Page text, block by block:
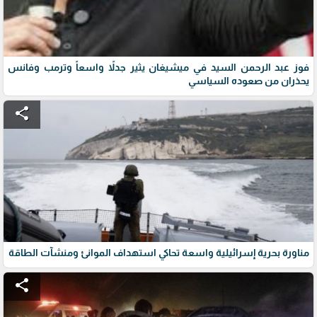
فوز عبد الرحمن السيد في ميشيغان يثير جدلاً واسعاً وترمب وفانس
يحذران من صعوده السياسي
share
مناورة بحرية إسرائيلية واسعة تحاكي استهداف الموانئ ومنشآت الطاقة
share